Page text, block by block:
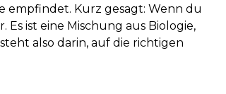
empfindet. Kurz gesagt: Wenn du
Es ist eine Mischung aus Biologie,
also darin, auf die richtigen